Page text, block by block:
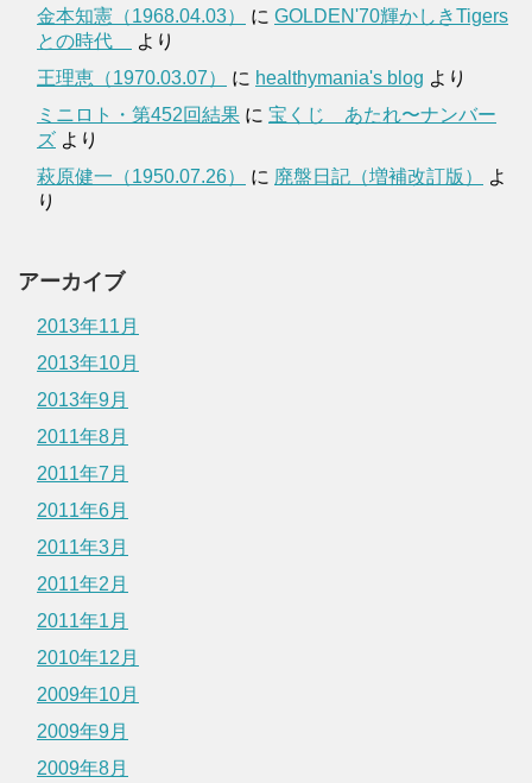
金本知憲（1968.04.03）
に GOLDEN'70輝かしきTigers
との時代
より
王理恵（1970.03.07）
に healthymania's blog より
ミニロト・第452回結果 に 宝くじ あたれ〜ナンバー
ズ より
萩原健一（1950.07.26）
に 廃盤日記（増補改訂版）
よ
り
アーカイブ
2013年11月
2013年10月
2013年9月
2011年8月
2011年7月
2011年6月
2011年3月
2011年2月
2011年1月
2010年12月
2009年10月
2009年9月
2009年8月